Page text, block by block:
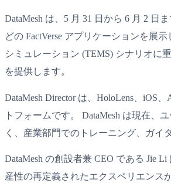
DataMesh は、5 月 31 日から 6 月 2 日
どの FactVerse アプリケーションを展
シミュレーション (TEMS) シナリオに
を提供します。
DataMesh Director は、HoloLens、iOS
トフォームです。 DataMesh は現在
く、産業部門でのトレーニング、ガイ
DataMesh の創設者兼 CEO である Jie
産性の再定義されたエクスペリエンス